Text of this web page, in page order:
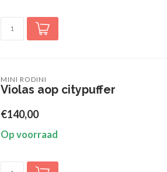
MINI RODINI
Violas aop citypuffer
€140,00
Op voorraad